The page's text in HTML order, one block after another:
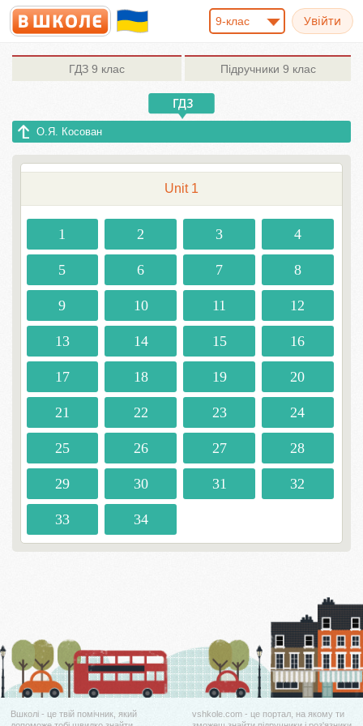
9-клас
ГДЗ 9 клас Підручники 9 клас
О.Я. Косован
Unit 1
1 2 3 4
5 6 7 8
9 10 11 12
13 14 15 16
17 18 19 20
21 22 23 24
25 26 27 28
29 30 31 32
33 34
Вшколі - це твій помічник, який
vshkole.com - це портал, на якому ти